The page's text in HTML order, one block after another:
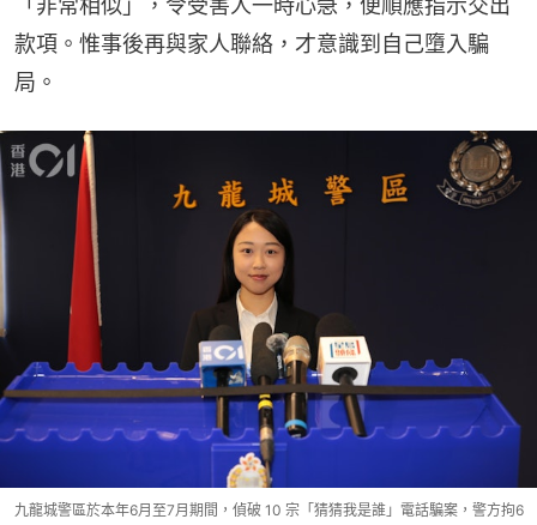
款項。惟事後再與家人聯絡，才意識到自己墮入騙
局。
九龍城警區於本年6月至7月期間，偵破 10 宗「猜猜我是誰」電話騙案，警方拘6